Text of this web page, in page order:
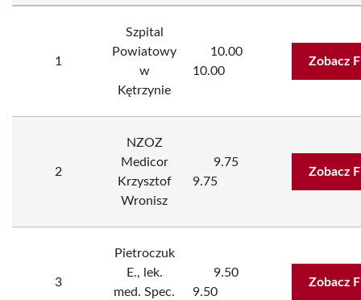
1
Szpital
Powiatowy
w
Kętrzynie
10.00
10.00
Zobacz
2
NZOZ
Medicor
Krzysztof
Wronisz
9.75
9.75
Zobacz
3
Pietroczuk
E., lek.
med. Spec.
9.50
9.50
Zobacz